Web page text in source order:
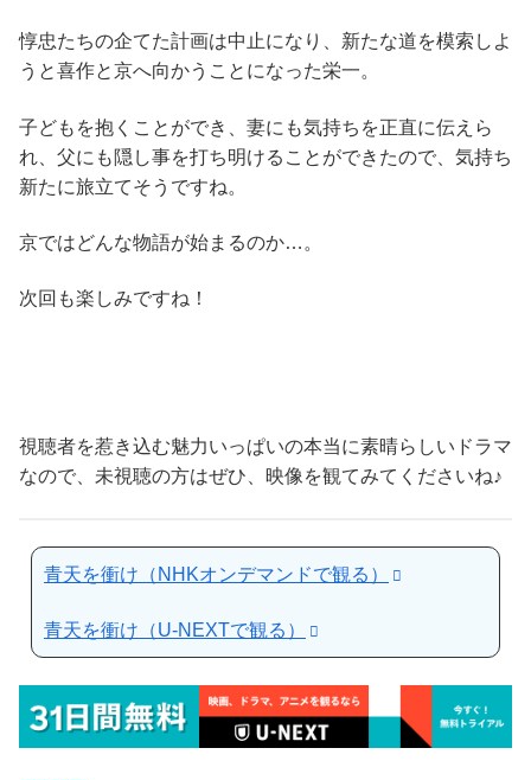
惇忠たちの企てた計画は中止になり、新たな道を模索しよ
うと喜作と京へ向かうことになった栄一。
子どもを抱くことができ、妻にも気持ちを正直に伝えら
れ、父にも隠し事を打ち明けることができたので、気持ち
新たに旅立てそうですね。
京ではどんな物語が始まるのか…。
次回も楽しみですね！
視聴者を惹き込む魅力いっぱいの本当に素晴らしいドラマ
なので、未視聴の方はぜひ、映像を観てみてくださいね♪
青天を衝け（NHKオンデマンドで観る）
青天を衝け（U-NEXTで観る）